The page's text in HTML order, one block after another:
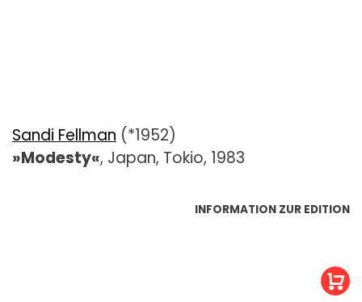
Sandi Fellman (*1952)
»Modesty«, Japan, Tokio, 1983
INFORMATION ZUR EDITION